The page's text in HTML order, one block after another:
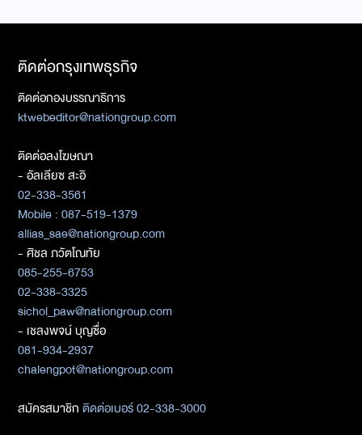
ติดต่อกรุงเทพธุรกิจ
ติดต่อกองบรรณาธิการ
ktwebeditor@nationgroup.com
ติดต่อลงโฆษณา
- อัลเลียซ สะอิ
02-338-3561
Mobile : 087-519-1379
allias_sae@nationgroup.com
- ศิชล ภวัตโณทัย
085-255-6753
02-338-3325
sichol_paw@nationgroup.com
- เชลงพจน์ บุญซื่อ
081-934-2937
chalengpot@nationgroup.com
สมัครสมาชิกติดต่อเบอร์ 02-338-3000